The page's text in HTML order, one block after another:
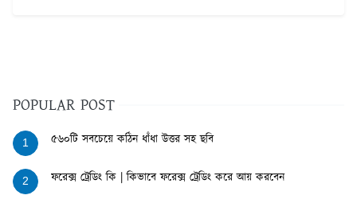
POPULAR POST
1 ৫৬০টি সবচেয়ে কঠিন ধাঁধা উত্তর সহ ছবি
2 ফরেক্স ট্রেডিং কি | কিভাবে ফরেক্স ট্রেডিং করে আয় করবেন